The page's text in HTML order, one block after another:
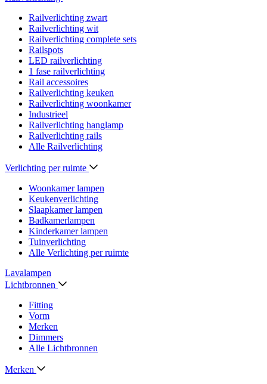
Railverlichting zwart
Railverlichting wit
Railverlichting complete sets
Railspots
LED railverlichting
1 fase railverlichting
Rail accessoires
Railverlichting keuken
Railverlichting woonkamer
Industrieel
Railverlichting hanglamp
Railverlichting rails
Alle Railverlichting
Verlichting per ruimte
Woonkamer lampen
Keukenverlichting
Slaapkamer lampen
Badkamerlampen
Kinderkamer lampen
Tuinverlichting
Alle Verlichting per ruimte
Lavalampen
Lichtbronnen
Fitting
Vorm
Merken
Dimmers
Alle Lichtbronnen
Merken